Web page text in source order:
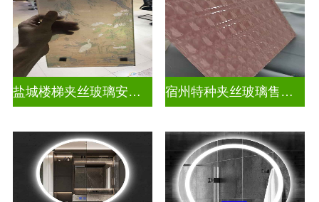
盐城楼梯夹丝玻璃安装公司 宿州特种夹丝玻璃售价表